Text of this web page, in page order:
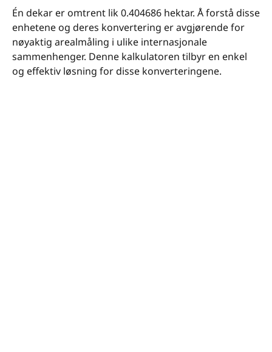
Én dekar er omtrent lik 0.404686 hektar. Å forstå disse
enhetene og deres konvertering er avgjørende for
nøyaktig arealmåling i ulike internasjonale
sammenhenger. Denne kalkulatoren tilbyr en enkel
og effektiv løsning for disse konverteringene.